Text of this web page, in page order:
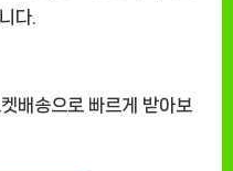
다.
배송으로 빠르게 받아보